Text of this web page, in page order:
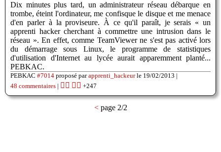
Dix minutes plus tard, un administrateur réseau débarque en
trombe, éteint l'ordinateur, me confisque le disque et me menace
d'en parler à la proviseure. À ce qu'il paraît, je serais « un
apprenti hacker cherchant à commettre une intrusion dans le
réseau ». En effet, comme TeamViewer ne s'est pas activé lors
du démarrage sous Linux, le programme de statistiques
d'utilisation d'Internet au lycée aurait apparemment planté...
PEBKAC.
PEBKAC #7014 proposé parapprenti_hackeurle 19/02/2013 |
48 commentaires | 👍🏽 👎🏽 +247
<page 2/2